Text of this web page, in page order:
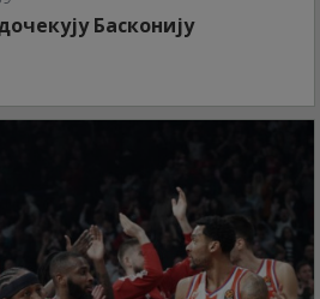
Басконију